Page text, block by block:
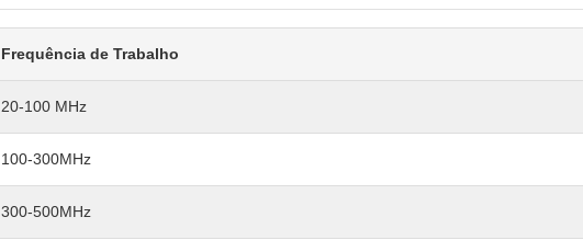
Frequência de Trabalho
20-100 MHz
100-300MHz
300-500MHz